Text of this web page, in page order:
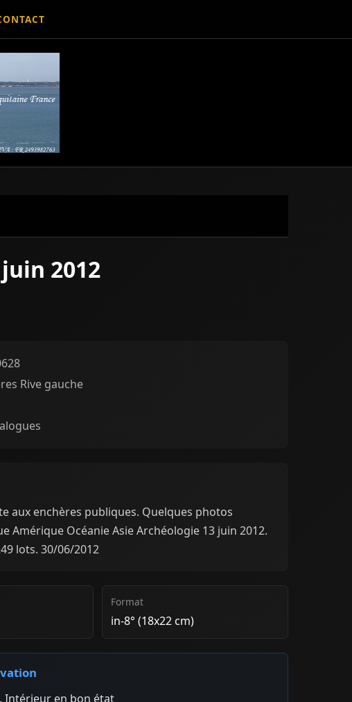
2012
Rive gauche
aux enchères publiques. Quelques photos
Amérique Océanie Asie Archéologie 13 juin 2012.
lots. 30/06/2012
Format
in-8° (18x22 cm)
Intérieur en bon état